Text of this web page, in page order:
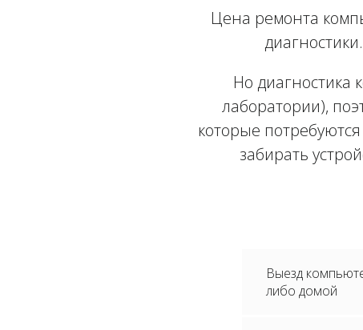
Цена ремонта
Но диагностика
лаборатории),
которые
забирать
Выезд
либо домой